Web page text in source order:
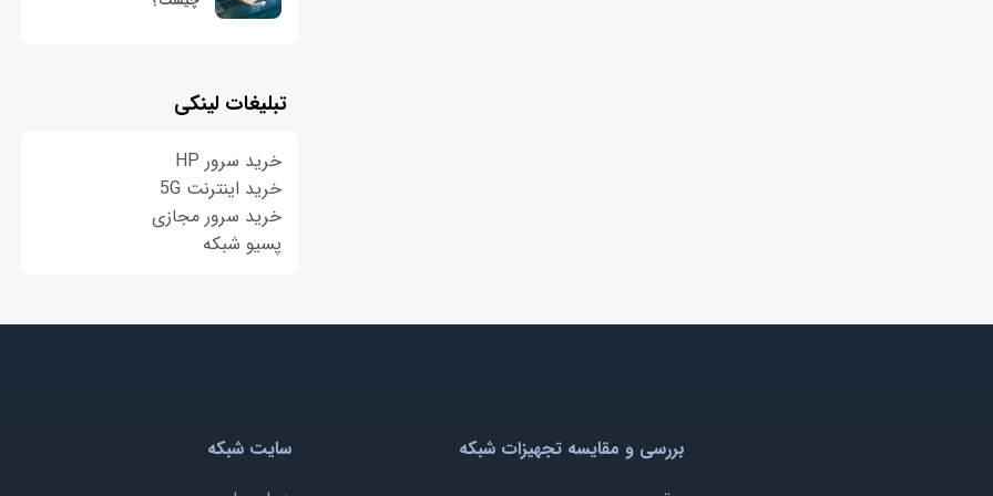
تبلیغات لینکی
خرید سرور HP
خرید اینترنت 5G
خرید سرور مجازی
پسیو شبکه
بررسی و مقایسه تجهیزات شبکه
سایت شبکه